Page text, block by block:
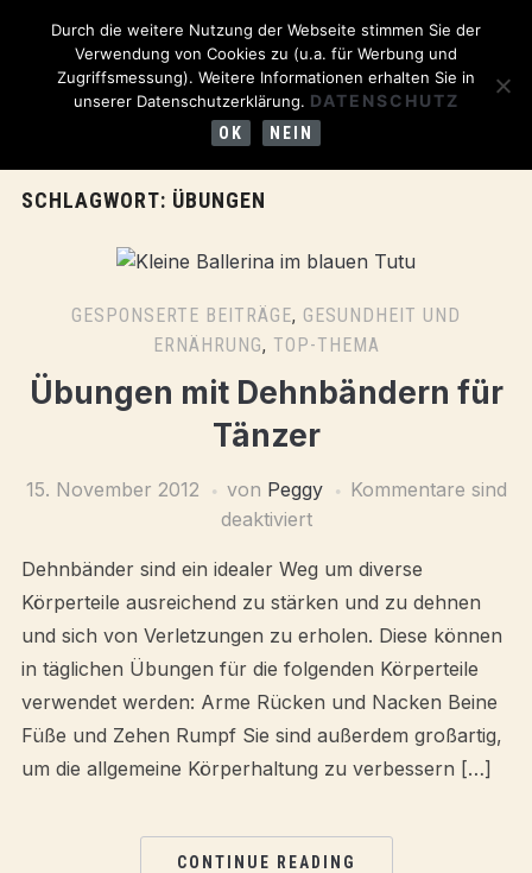
SCHLAGWORT: ÜBUNGEN
GESPONSERTE BEITRÄGE, GESUNDHEIT UND
ERNÄHRUNG, TOP-THEMA
Übungen mit Dehnbändern für
Tänzer
15. November 2012 von Peggy
Kommentare sind
deaktiviert
Dehnbänder sind ein idealer Weg um diverse
Körperteile ausreichend zu stärken und zu dehnen
und sich von Verletzungen zu erholen. Diese können
in täglichen Übungen für die folgenden Körperteile
verwendet werden: Arme Rücken und Nacken Beine
Füße und Zehen Rumpf Sie sind außerdem großartig,
um die allgemeine Körperhaltung zu verbessern […]
CONTINUE READING
Durch die weitere Nutzung der Webseite stimmen Sie der
Verwendung von Cookies zu (u.a. für Werbung und
Zugriffsmessung). Weitere Informationen erhalten Sie in
unserer Datenschutzerklärung. DATENSCHUTZ
OK NEIN